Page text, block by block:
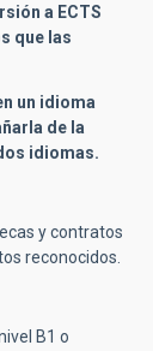
a ECTS
que las
un idioma
de la
idiomas.
y contratos
reconocidos.
B1 o